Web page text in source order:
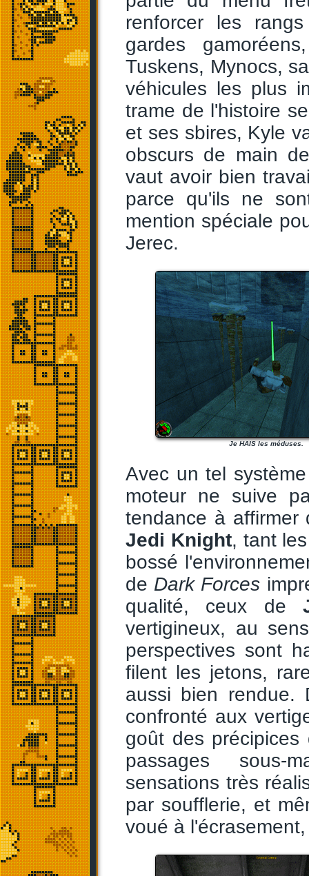
renforcer les
gardes
Tuskens, Mynocs,
véhicules les plus
trame de l'histoire
et ses sbires, Kyle
obscurs de main
vaut avoir bien
parce qu'ils ne
mention spéciale
Jerec.
Je HAIS les méduses.
Avec un tel
moteur ne suive
tendance à affirmer
Jedi Knight, tant
bossé
de Dark Forces
qualité, ceux de
vertigineux, au
perspectives sont
filent les jetons,
aussi bien rendue.
confronté aux
goût des
passages sous-
sensations très
par soufflerie, et
voué à